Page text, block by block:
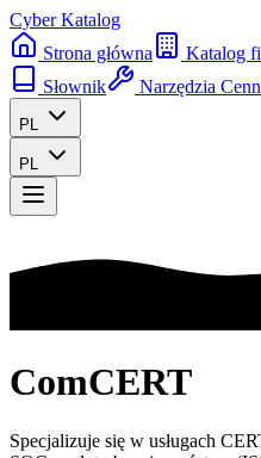
Cyber Katalog
Strona główna
Katalog
Słownik
Narzędzia
PL
PL
ComCERT
Specjalizuje się w usługach